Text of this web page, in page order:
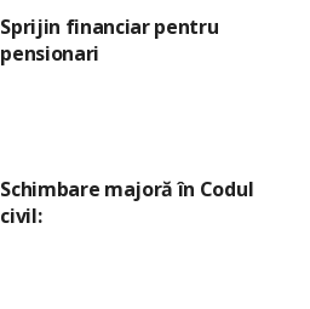
Sprijin financiar pentru
pensionari
Schimbare majoră în Codul
civil: